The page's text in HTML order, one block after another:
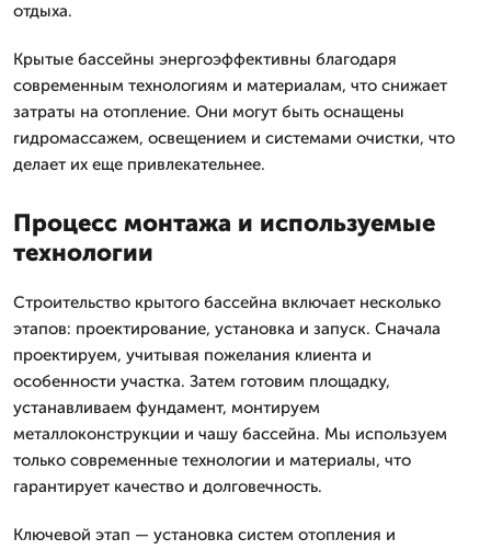
отдыха.
Крытые бассейны энергоэффективны благодаря
современным технологиям и материалам, что снижает
затраты на отопление. Они могут быть оснащены
гидромассажем, освещением и системами очистки, что
делает их еще привлекательнее.
Процесс монтажа и используемые
технологии
Строительство крытого бассейна включает несколько
этапов: проектирование, установка и запуск. Сначала
проектируем, учитывая пожелания клиента и
особенности участка. Затем готовим площадку,
устанавливаем фундамент, монтируем
металлоконструкции и чашу бассейна. Мы используем
только современные технологии и материалы, что
гарантирует качество и долговечность.
Ключевой этап — установка систем отопления и